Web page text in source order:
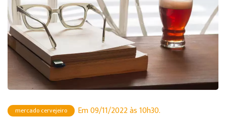
mercado cervejeiro Em 09/11/2022 às 10h30.